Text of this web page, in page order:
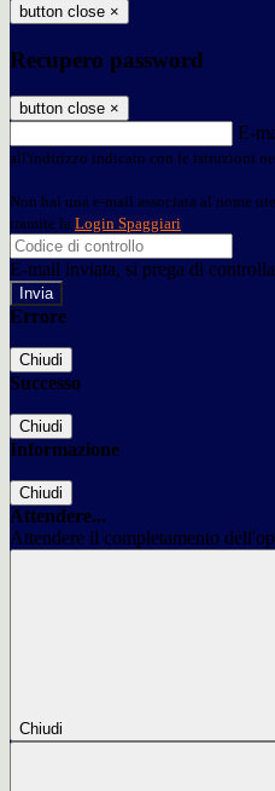
button close ×
Recupero password
button close ×
E-
all'indirizzo indicato con le istruzioni
Non hai una e-mail associata al nome
tramite la Login Spaggiari
E-mail inviata, si prega di
Errore
Chiudi
Successo
Chiudi
Informazione
Chiudi
Attendere...
Attendere il completamento
Chiudi